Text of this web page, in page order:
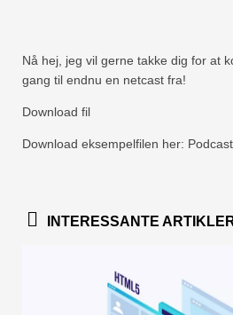
Nå hej, jeg vil gerne takke dig for at
gang til endnu en netcast fra!
Download fil
Download eksempelfilen her:
INTERESSANTE